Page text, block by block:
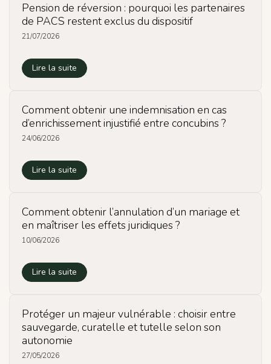
Pension de réversion : pourquoi les partenaires
de PACS restent exclus du dispositif
21/07/2026
Lire la suite
Comment obtenir une indemnisation en cas
d’enrichissement injustifié entre concubins ?
24/06/2026
Lire la suite
Comment obtenir l’annulation d’un mariage et
en maîtriser les effets juridiques ?
10/06/2026
Lire la suite
Protéger un majeur vulnérable : choisir entre
sauvegarde, curatelle et tutelle selon son
autonomie
27/05/2026